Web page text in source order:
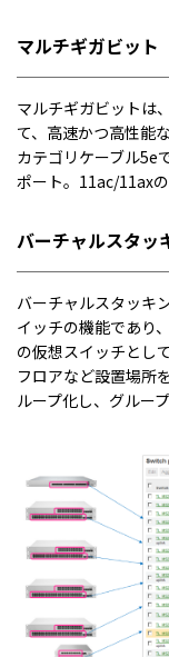
マルチギガビット
マルチギガビットは
て、高速かつ高性能
カテゴリケーブル5e
ポート。11ac/11ax
バーチャルスタッ
バーチャルスタッキ
イッチの機能であり
の仮想スイッチとし
フロアなど設置場所
ループ化し、グルー